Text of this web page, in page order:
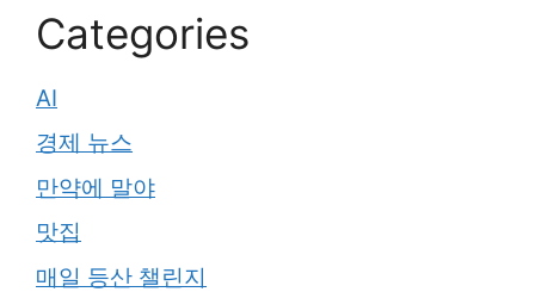
Categories
AI
경제 뉴스
만약에 말야
맛집
매일 등산 챌린지